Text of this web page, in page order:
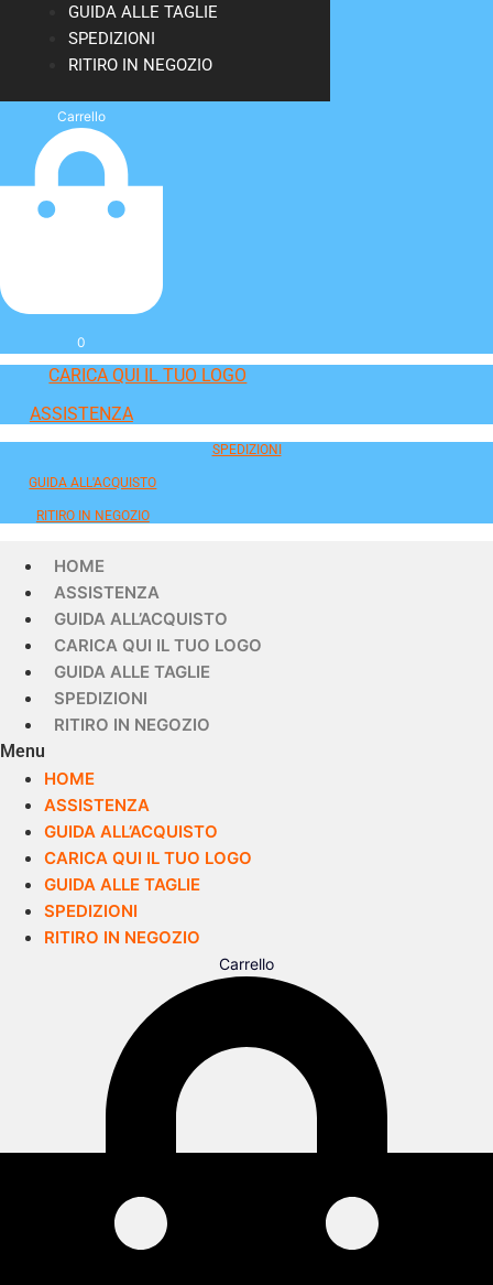
GUIDA ALLE TAGLIE
SPEDIZIONI
RITIRO IN NEGOZIO
Carrello
0
CARICA QUI IL TUO LOGO
ASSISTENZA
SPEDIZIONI
GUIDA ALL'ACQUISTO
RITIRO IN NEGOZIO
HOME
ASSISTENZA
GUIDA ALL’ACQUISTO
CARICA QUI IL TUO LOGO
GUIDA ALLE TAGLIE
SPEDIZIONI
RITIRO IN NEGOZIO
Menu
HOME
ASSISTENZA
GUIDA ALL’ACQUISTO
CARICA QUI IL TUO LOGO
GUIDA ALLE TAGLIE
SPEDIZIONI
RITIRO IN NEGOZIO
Carrello